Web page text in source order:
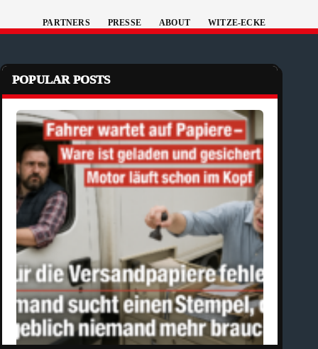
PARTNERS PRESSE ABOUT WITZE-ECKE
POPULAR POSTS